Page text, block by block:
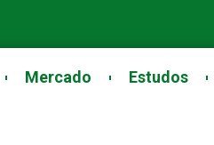
Mercado Estudos